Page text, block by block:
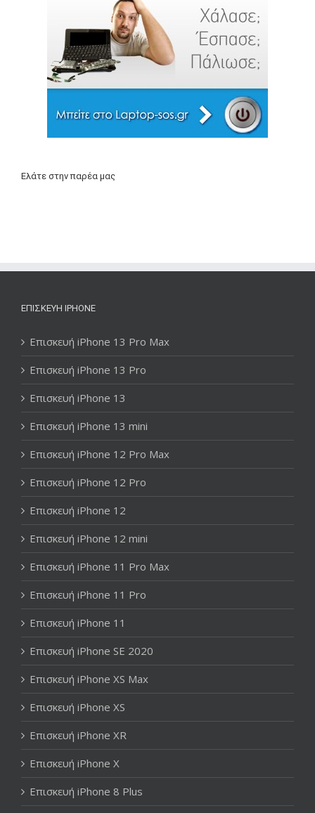
Ελάτε στην παρέα μας
ΕΠΙΣΚΕΥΉ IPHONE
Επισκευή iPhone 13 Pro Max
Επισκευή iPhone 13 Pro
Επισκευή iPhone 13
Επισκευή iPhone 13 mini
Επισκευή iPhone 12 Pro Max
Επισκευή iPhone 12 Pro
Επισκευή iPhone 12
Επισκευή iPhone 12 mini
Επισκευή iPhone 11 Pro Max
Επισκευή iPhone 11 Pro
Επισκευή iPhone 11
Επισκευή iPhone SE 2020
Επισκευή iPhone XS Max
Επισκευή iPhone XS
Επισκευή iPhone XR
Επισκευή iPhone X
Επισκευή iPhone 8 Plus